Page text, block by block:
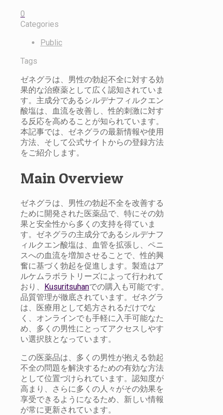
0
Categories
Public
Tags
ゼネグラは、男性の勃起不全に対する効
果的な治療薬として広く認知されていま
す。主成分であるシルデナフィルクエン
酸塩は、血流を改善し、性的刺激に対す
る反応を高めることが知られています。
本記事では、ゼネグラの最新情報や使用
方法、そして公式サイトからの登録方法
をご紹介します。
Main Overview
ゼネグラは、男性の勃起不全を改善する
ために開発された医薬品で、特にその効
果と安全性から多くの支持を得ていま
す。ゼネグラの主成分であるシルデナフ
ィルクエン酸塩は、血管を拡張し、ペニ
スへの血流を増加させることで、性的興
奮に基づく勃起を促進します。製造はア
ルケムラボラトリーズによって行われて
おり、 Kusuritsuhanでの購入も可能です。
品質管理が徹底されています。ゼネグラ
は、医療用として処方されるだけでな
く、オンラインでも手軽に入手可能なた
め、多くの男性にとってアクセスしやす
い選択肢となっています。
この医薬品は、多くの男性が抱える勃起
不全の問題を解決するための有効な方法
として位置づけられています。認知度が
高まり、さらに多くの人々がその効果を
享受できるようになるため、新しい情報
が常に更新されています。